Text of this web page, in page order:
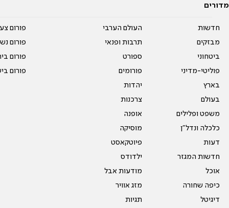
מדורים
חדשות
מבזקים
ביטחוני
פוליטי-מדיני
בארץ
בעולם
משפט ופלילים
כלכלה ונדל"ן
דעות
חדשות המגזר
אוכל
כיפה שחורה
דיגיטל
העולם הערבי
תרבות ופנאי
ספורט
פורומים
יהדות
צרכנות
אופנה
מוסיקה
פיוטקאסט
ילדודס
מודעות אבל
מזג אוויר
תגיות
פורום
פורום
פורום
פורום